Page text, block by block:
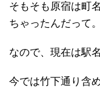
そもそも原宿は町
ちゃったんだって。
なので、現在は駅
今では竹下通り含